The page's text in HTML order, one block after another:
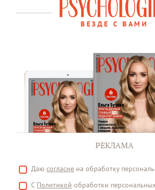
ВЕЗДЕ С ВАМИ
РЕКЛАМА
Даю согласие на обработку
С Политикой обработки